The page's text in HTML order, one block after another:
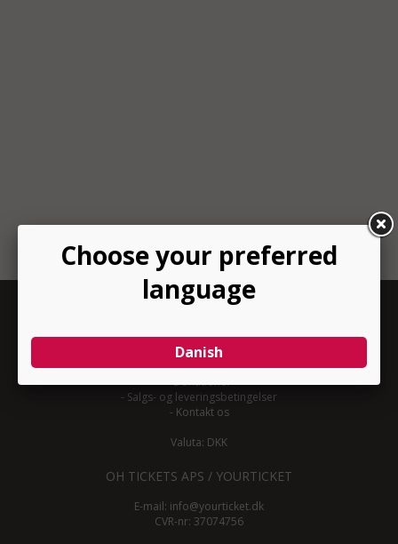
INFORMATION
-Om YourTicket
Bliv arrangør
-Arrangør login
-Donationer
- Salgs- og leveringsbetingelser
- Kontakt os
Valuta: DKK
OH TICKETS APS / YOURTICKET
E-mail: info@yourticket.dk
CVR-nr: 37074756